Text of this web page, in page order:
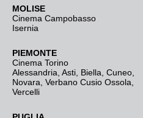
MOLISE
Cinema Campobasso
Isernia
PIEMONTE
Cinema Torino
Alessandria Asti Biella Cuneo
Novara Verbano Cusio Ossola
Vercelli